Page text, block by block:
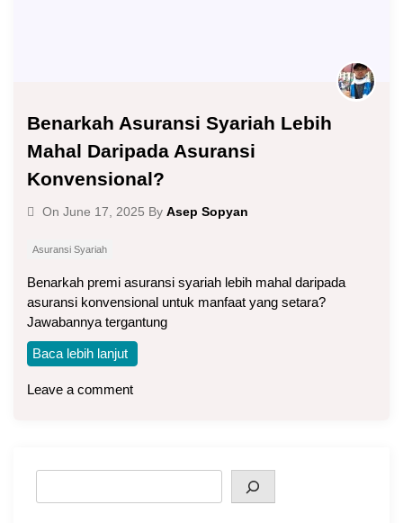
Benarkah Asuransi Syariah Lebih
Mahal Daripada Asuransi
Konvensional?
On June 17, 2025 By Asep Sopyan
Asuransi Syariah
Benarkah premi asuransi syariah lebih mahal daripada
asuransi konvensional untuk manfaat yang setara?
Jawabannya tergantung
Baca lebih lanjut
Leave a comment